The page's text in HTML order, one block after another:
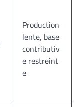
Production
lente, base
contributiv
e restreint
e